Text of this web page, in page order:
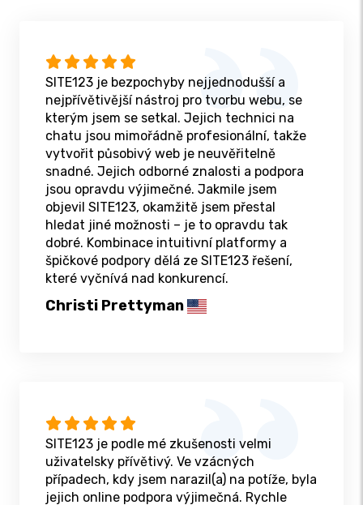
SITE123 je bezpochyby nejjednodušší a
nejpřívětivější nástroj pro tvorbu webu, se
kterým jsem se setkal. Jejich technici na
chatu jsou mimořádně profesionální, takže
vytvořit působivý web je neuvěřitelně
snadné. Jejich odborné znalosti a podpora
jsou opravdu výjimečné. Jakmile jsem
objevil SITE123, okamžitě jsem přestal
hledat jiné možnosti – je to opravdu tak
dobré. Kombinace intuitivní platformy a
špičkové podpory dělá ze SITE123 řešení,
které vyčnívá nad konkurencí.
Christi Prettyman
SITE123 je podle mé zkušenosti velmi
uživatelsky přívětivý. Ve vzácných
případech, kdy jsem narazil(a) na potíže, byla
jejich online podpora výjimečná. Rychle